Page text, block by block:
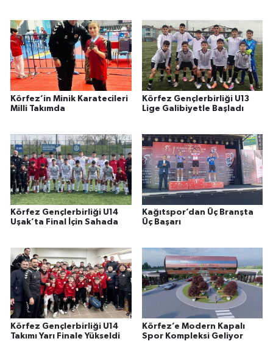
Körfez’in Minik Karatecileri
Milli Takımda
Körfez Gençlerbirliği U13
Lige Galibiyetle Başladı
Körfez Gençlerbirliği U14
Uşak’ta Final İçin Sahada
Kağıtspor’dan Üç Branşta
Üç Başarı
Körfez Gençlerbirliği U14
Takımı Yarı Finale Yükseldi
Körfez’e Modern Kapalı
Spor Kompleksi Geliyor